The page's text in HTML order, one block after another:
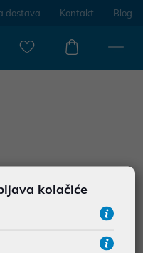
dostava Kontakt Blog
kolačiće